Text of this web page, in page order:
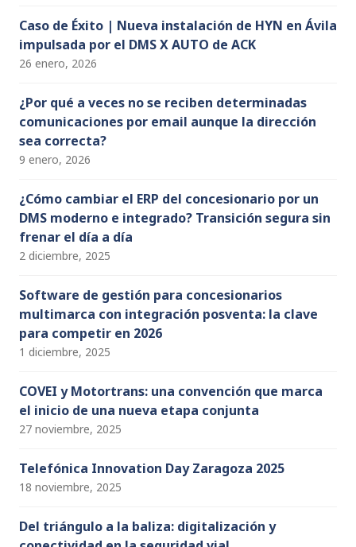
Caso de Éxito | Nueva instalación de HYN en Ávila
impulsada por el DMS X AUTO de ACK
26 enero, 2026
¿Por qué a veces no se reciben determinadas
comunicaciones por email aunque la dirección
sea correcta?
9 enero, 2026
¿Cómo cambiar el ERP del concesionario por un
DMS moderno e integrado? Transición segura sin
frenar el día a día
2 diciembre, 2025
Software de gestión para concesionarios
multimarca con integración posventa: la clave
para competir en 2026
1 diciembre, 2025
COVEI y Motortrans: una convención que marca
el inicio de una nueva etapa conjunta
27 noviembre, 2025
Telefónica Innovation Day Zaragoza 2025
18 noviembre, 2025
Del triángulo a la baliza: digitalización y